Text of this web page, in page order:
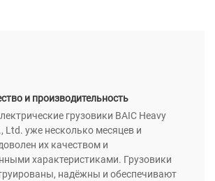
и производительность
грузовики BAIC Heavy
Ltd. уже несколько месяцев и
их качеством и
характеристиками. Грузовики
надёжны и обеспечивают